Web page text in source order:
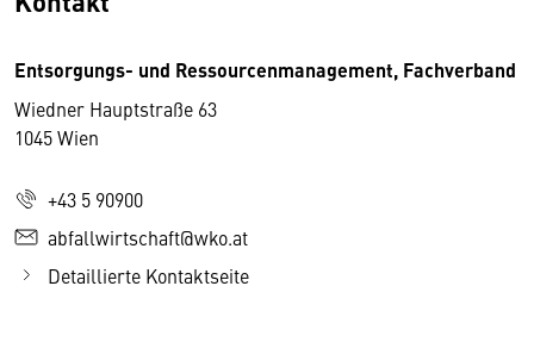
Entsorgungs- und Ressourcenmanagement, Fachverband
Wiedner Hauptstraße 63
1045 Wien
+43 5 90900
abfallwirtschaft@wko.at
Detaillierte Kontaktseite